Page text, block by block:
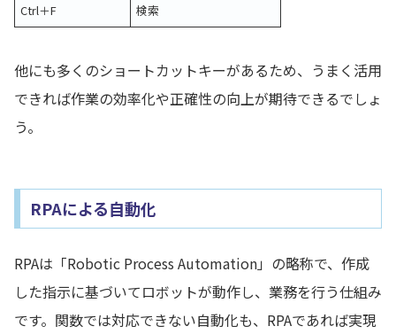
Ctrl＋F
検索
他にも多くのショートカットキーがあるため、うまく活用
できれば作業の効率化や正確性の向上が期待できるでしょ
う。
RPAによる自動化
RPAは「Robotic Process Automation」の略称で、作成
した指示に基づいてロボットが動作し、業務を行う仕組み
です。関数では対応できない自動化も、RPAであれば実現